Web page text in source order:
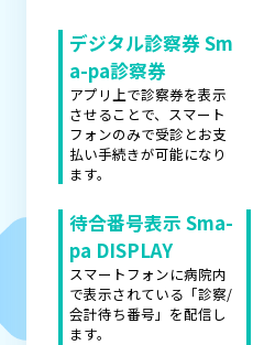
デジタル診察券 Sm
a-pa診察券
アプリ上で診察券を表示
させることで、スマート
フォンのみで受診とお支
払い手続きが可能になり
ます。
待合番号表示 Sma-
pa DISPLAY
スマートフォンに病院内
で表示されている「診察/
会計待ち番号」を配信し
ます。